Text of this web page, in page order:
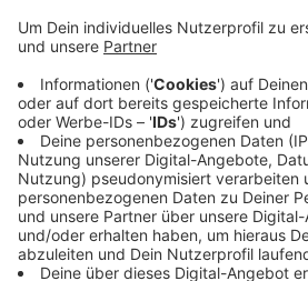
heute in Düsseldorf vorgestellt
Anzeige
Über 40.000 Eltern wurden
Anzeige
Es wurden insgesamt 41.000